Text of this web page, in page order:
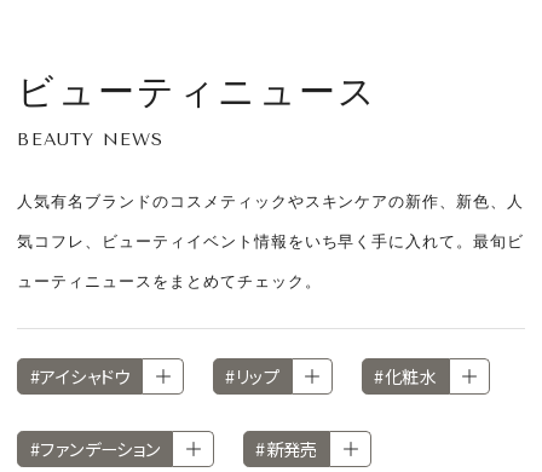
CULTURE
CELEBRITY
COLLECTION
ビューティニュース
BEAUTY NEWS
人気有名ブランドのコスメティックやスキンケアの新作、新色、人
気コフレ、ビューティイベント情報をいち早く手に入れて。最旬ビ
ューティニュースをまとめてチェック。
#アイシャドウ #リップ #化粧水
#ファンデーション #新発売